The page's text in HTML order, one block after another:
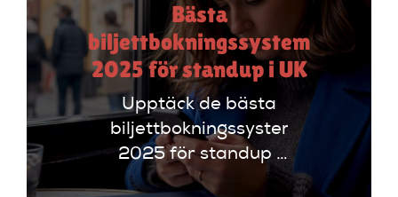
Bästa
biljettbokningssystem
2025 för standup i UK
Upptäck de bästa
biljettbokningssystem
2025 för standup i
UK. Jämför